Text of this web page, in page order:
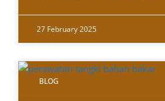
27 February 2025
BLOG